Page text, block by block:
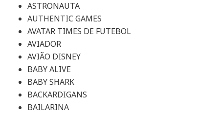
ASTRONAUTA
AUTHENTIC GAMES
AVATAR TIMES DE FUTEBOL
AVIADOR
AVIÃO DISNEY
BABY ALIVE
BABY SHARK
BACKARDIGANS
BAILARINA